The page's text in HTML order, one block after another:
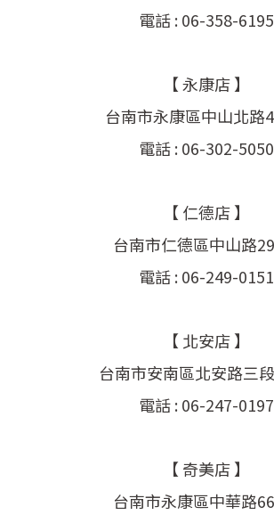
電話 : 06-358-6195
【 永康店 】
台南市永康區中山北路
電話 : 06-302-5050
【 仁德店 】
台南市仁德區中山路
電話 : 06-249-0151
【 北安店 】
台南市安南區北安路三
電話 : 06-247-0197
【 奇美店 】
台南市永康區中華路